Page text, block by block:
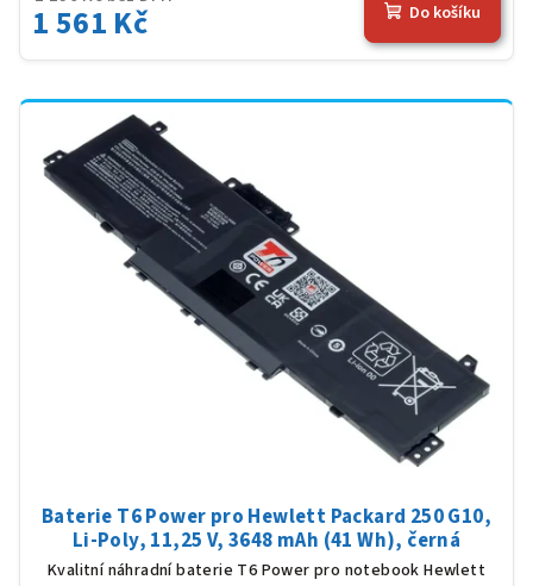
1 561 Kč Do košíku
Baterie T6 Power pro Hewlett Packard 250 G10,
Li-Poly, 11,25 V, 3648 mAh (41 Wh), černá
Kvalitní náhradní baterie T6 Power pro notebook Hewlett